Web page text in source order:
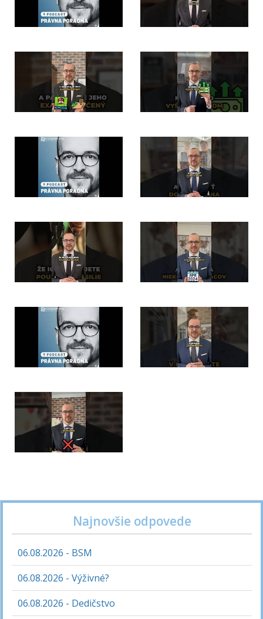
Najnovšie odpovede
06.08.2026 - BSM
06.08.2026 - Výživné?
06.08.2026 - Dedičstvo